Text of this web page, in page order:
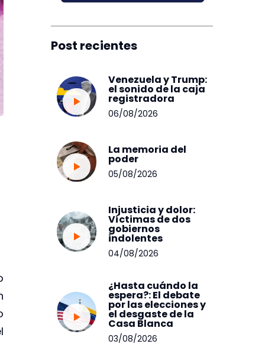
Post recientes
Venezuela y Trump:
el sonido de la caja
registradora
06/08/2026
La memoria del
poder
05/08/2026
Injusticia y dolor:
Víctimas de dos
gobiernos
indolentes
04/08/2026
¿Hasta cuándo la
espera?: El debate
por las elecciones y
el desgaste de la
Casa Blanca
03/08/2026